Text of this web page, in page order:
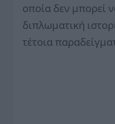
οποία δεν μπορεί
διπλωματική
τέτοια